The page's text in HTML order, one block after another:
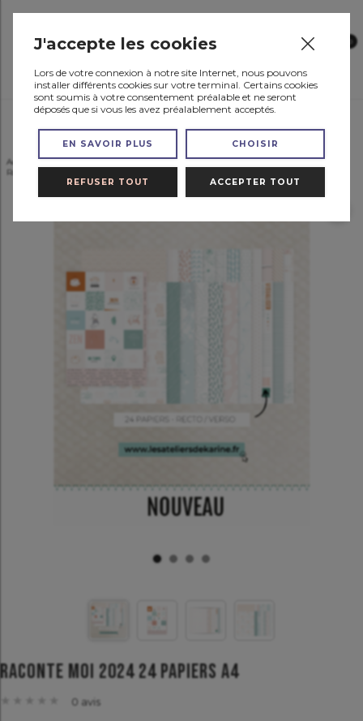
Accueil LES COLLECTIONS Raconte Moi 2024
Inclus raconte moi 2024
Raconte Moi 2024 24 papiers A4
Raconte Moi 2024 24 papiers A4
★ ★ ★ ★ ★
★ ★ ★ ★ ★ 0 avis
J'accepte les cookies
Lors de votre connexion à notre site Internet, nous pouvons
installer différents cookies sur votre terminal. Certains cookies
sont soumis à votre consentement préalable et ne seront
déposés que si vous les avez préalablement acceptés.
EN SAVOIR PLUS CHOISIR
REFUSER TOUT ACCEPTER TOUT